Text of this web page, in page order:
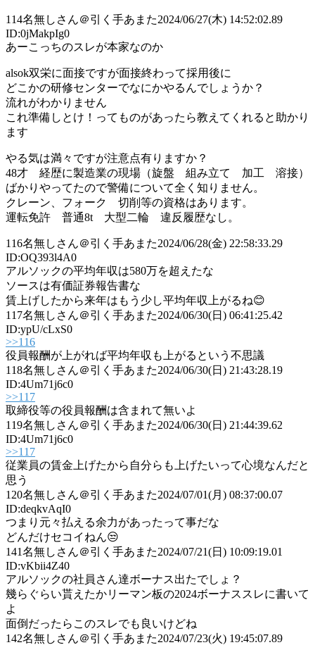
114名無しさん＠引く手あまた2024/06/27(木) 14:52:02.89
ID:0jMakpIg0
あーこっちのスレが本家なのか
alsok双栄に面接ですが面接終わって採用後に
どこかの研修センターでなにかやるんでしょうか？
流れがわかりません
これ準備しとけ！ってものがあったら教えてくれると助かり
ます
やる気は満々ですが注意点有りますか？
48才 経歴に製造業の現場（旋盤 組み立て 加工 溶接）
ばかりやってたので警備について全く知りません。
クレーン、フォーク 切削等の資格はあります。
運転免許 普通8t 大型二輪 違反履歴なし。
116名無しさん＠引く手あまた2024/06/28(金) 22:58:33.29
ID:OQ393l4A0
アルソックの平均年収は580万を超えたな
ソースは有価証券報告書な
賃上げしたから来年はもう少し平均年収上がるね😊
117名無しさん＠引く手あまた2024/06/30(日) 06:41:25.42
ID:ypU/cLxS0
>>116
役員報酬が上がれば平均年収も上がるという不思議
118名無しさん＠引く手あまた2024/06/30(日) 21:43:28.19
ID:4Um71j6c0
>>117
取締役等の役員報酬は含まれて無いよ
119名無しさん＠引く手あまた2024/06/30(日) 21:44:39.62
ID:4Um71j6c0
>>117
従業員の賃金上げたから自分らも上げたいって心境なんだと
思う
120名無しさん＠引く手あまた2024/07/01(月) 08:37:00.07
ID:deqkvAqI0
つまり元々払える余力があったって事だな
どんだけセコイねん😒
141名無しさん＠引く手あまた2024/07/21(日) 10:09:19.01
ID:vKbii4Z40
アルソックの社員さん達ボーナス出たでしょ？
幾らぐらい貰えたかリーマン板の2024ボーナススレに書いて
よ
面倒だったらこのスレでも良いけどね
142名無しさん＠引く手あまた2024/07/23(火) 19:45:07.89